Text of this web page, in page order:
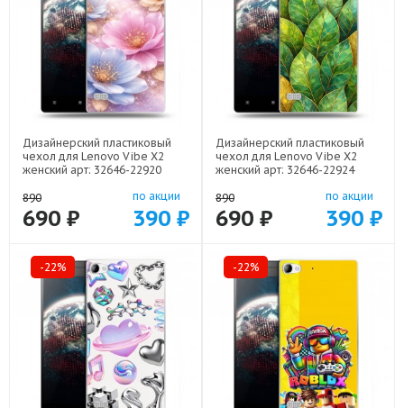
Дизайнерский пластиковый
чехол для Lenovo Vibe X2
женский арт: 32646-22920
890
690 ₽
по акции
390 ₽
Дизайнерский пластиковый
чехол для Lenovo Vibe X2
женский арт: 32646-22924
890
690 ₽
по акции
390 ₽
-22% -22%